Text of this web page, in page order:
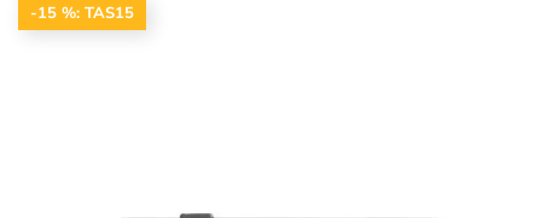
-15 %: TAS15